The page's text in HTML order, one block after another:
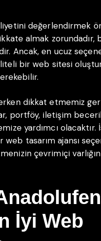
değerlendirmek
almak zorundadır,
Ancak, en ucuz
bir web sitesi
dikkat etmemiz
portföy, iletişim
yardımcı olacaktır.
tasarım ajansı
çevrimiçi
İyi Web